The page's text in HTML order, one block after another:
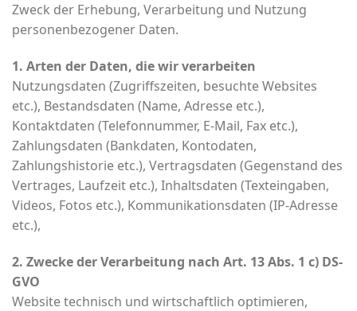
Zweck der Erhebung, Verarbeitung und Nutzung
personenbezogener Daten.
1. Arten der Daten, die wir verarbeiten
Nutzungsdaten (Zugriffszeiten, besuchte Websites
etc.), Bestandsdaten (Name, Adresse etc.),
Kontaktdaten (Telefonnummer, E-Mail, Fax etc.),
Zahlungsdaten (Bankdaten, Kontodaten,
Zahlungshistorie etc.), Vertragsdaten (Gegenstand des
Vertrages, Laufzeit etc.), Inhaltsdaten (Texteingaben,
Videos, Fotos etc.), Kommunikationsdaten (IP-Adresse
etc.),
2. Zwecke der Verarbeitung nach Art. 13 Abs. 1 c) DS-
GVO
Website technisch und wirtschaftlich optimieren,